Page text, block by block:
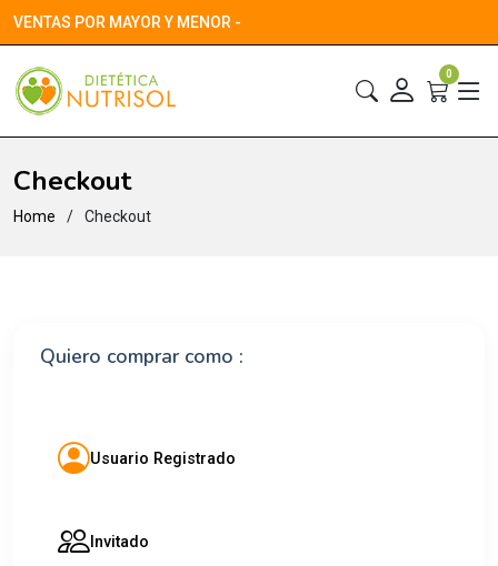
VENTAS POR MAYOR Y MENOR -
0
Checkout
Home Checkout
Quiero comprar como :
Usuario Registrado
Invitado